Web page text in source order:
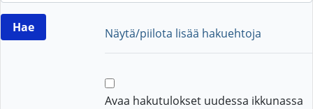
Näytä/piilota lisää hakuehtoja
Avaa hakutulokset uudessa ikkunassa